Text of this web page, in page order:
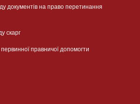
документів на право перетинання
скарг
правничої допомогти